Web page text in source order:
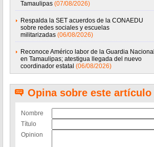
Tamaulipas (07/08/2026)
Respalda la SET acuerdos de la CONAEDU
sobre redes sociales y escuelas
militarizadas (06/08/2026)
Reconoce Américo labor de la Guardia Nacional
en Tamaulipas; atestigua llegada del nuevo
coordinador estatal (06/08/2026)
Opina sobre este artículo
Nombre
Título
Opinion